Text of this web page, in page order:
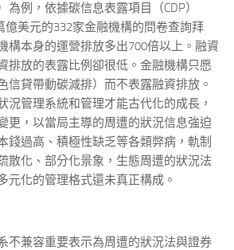
為例，依據碳信息表露項目（CDP）
億美元的332家金融機構的問卷查詢拜
構本身的運營排放多出700倍以上。融資
排放的表露比例卻很低。金融機構只愿
信貸帶動碳減排）而不表露融資排放。
況管理系統和管理才能古代化的成長，
更，以當局主導的周遭的狀況信息強迫
錢過高、積極性缺乏等各類弊病，軌制
散化、部分化景象，生態周遭的狀況法
元化的管理格式還未真正構成。
不兼容重要表示為周遭的狀況法與證券